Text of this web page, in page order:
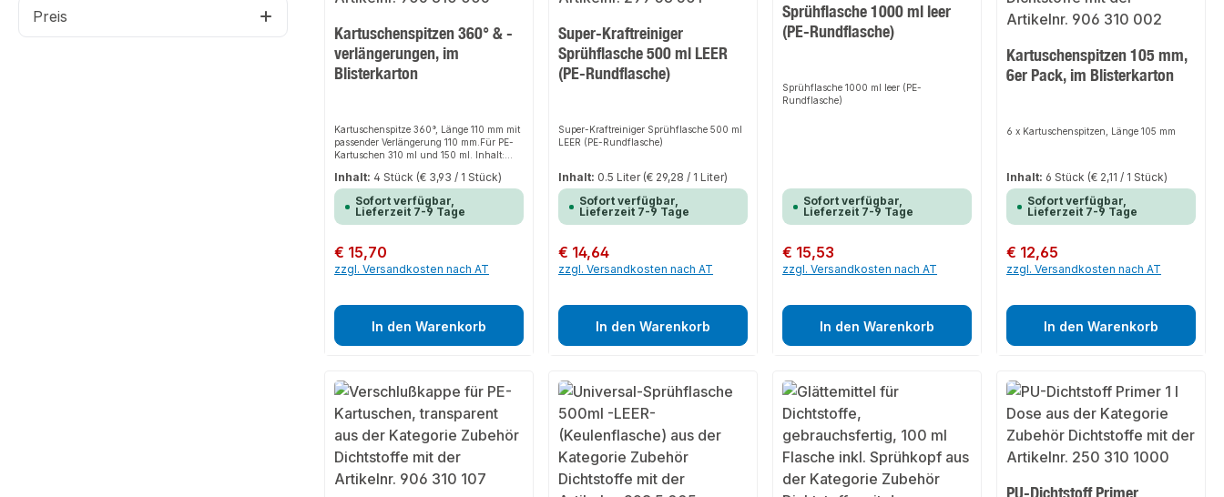
Preis
Kartuschenspitzen 360° & -
verlängerungen, im
Blisterkarton
Kartuschenspitze 360°, Länge 110 mm mit
passender Verlängerung 110 mm.Für PE-
Kartuschen 310 ml und 150 ml. Inhalt:
Inhalt: 4 Stück (€ 3,93 / 1 Stück)
Sofort verfügbar,
Lieferzeit 7-9 Tage
Regulärer Preis:
€ 15,70
zzgl. Versandkosten nach AT
In den Warenkorb
Super-Kraftreiniger
Sprühflasche 500 ml LEER
(PE-Rundflasche)
Super-Kraftreiniger Sprühflasche 500 ml
LEER (PE-Rundflasche)
Inhalt: 0.5 Liter (€ 29,28 / 1 Liter)
Sofort verfügbar,
Lieferzeit 7-9 Tage
Regulärer Preis:
€ 14,64
zzgl. Versandkosten nach AT
In den Warenkorb
Sprühflasche 1000 ml leer
(PE-Rundflasche)
Sprühflasche 1000 ml leer (PE-
Rundflasche)
Sofort verfügbar,
Lieferzeit 7-9 Tage
Regulärer Preis:
€ 15,53
zzgl. Versandkosten nach AT
In den Warenkorb
Kartuschenspitzen 105 mm,
6er Pack, im Blisterkarton
6 x Kartuschenspitzen, Länge 105 mm
Inhalt: 6 Stück (€ 2,11 / 1 Stück)
Sofort verfügbar,
Lieferzeit 7-9 Tage
Regulärer Preis:
€ 12,65
zzgl. Versandkosten nach AT
In den Warenkorb
PU-Dichtstoff Primer